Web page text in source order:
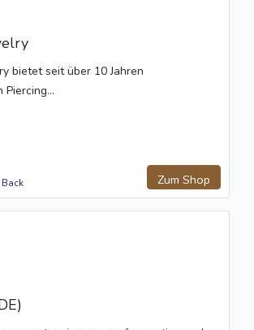
bietet seit über 10 Jahren
Zum Shop